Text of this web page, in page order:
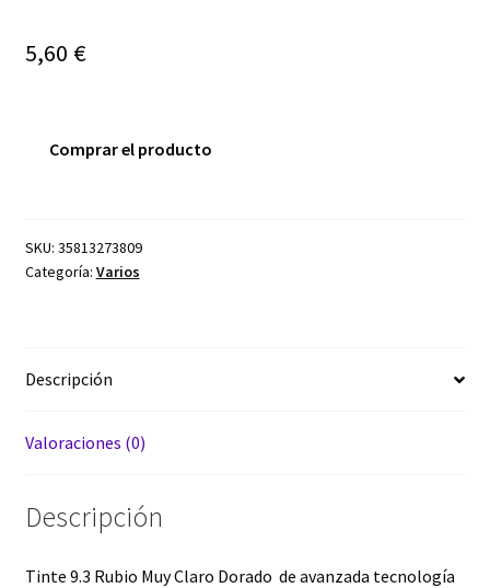
5,60 €
Comprar el producto
SKU: 35813273809
Categoría: Varios
Descripción
Valoraciones (0)
Descripción
Tinte 9.3 Rubio Muy Claro Dorado de avanzada tecnología